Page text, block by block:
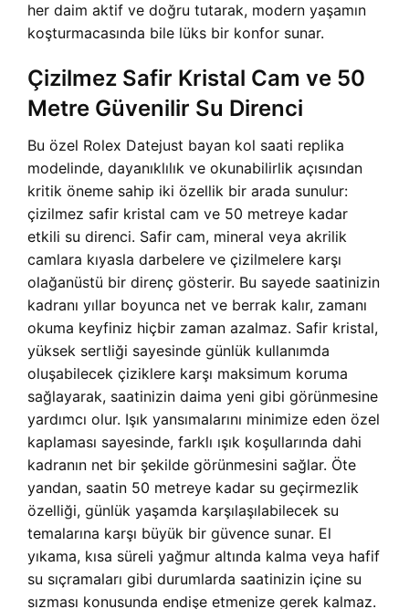
her daim aktif ve doğru tutarak, modern yaşamın
koşturmacasında bile lüks bir konfor sunar.
Çizilmez Safir Kristal Cam ve 50
Metre Güvenilir Su Direnci
Bu özel Rolex Datejust bayan kol saati replika
modelinde, dayanıklılık ve okunabilirlik açısından
kritik öneme sahip iki özellik bir arada sunulur:
çizilmez safir kristal cam ve 50 metreye kadar
etkili su direnci. Safir cam, mineral veya akrilik
camlara kıyasla darbelere ve çizilmelere karşı
olağanüstü bir direnç gösterir. Bu sayede saatinizin
kadranı yıllar boyunca net ve berrak kalır, zamanı
okuma keyfiniz hiçbir zaman azalmaz. Safir kristal,
yüksek sertliği sayesinde günlük kullanımda
oluşabilecek çiziklere karşı maksimum koruma
sağlayarak, saatinizin daima yeni gibi görünmesine
yardımcı olur. Işık yansımalarını minimize eden özel
kaplaması sayesinde, farklı ışık koşullarında dahi
kadranın net bir şekilde görünmesini sağlar. Öte
yandan, saatin 50 metreye kadar su geçirmezlik
özelliği, günlük yaşamda karşılaşılabilecek su
temalarına karşı büyük bir güvence sunar. El
yıkama, kısa süreli yağmur altında kalma veya hafif
su sıçramaları gibi durumlarda saatinizin içine su
sızması konusunda endişe etmenize gerek kalmaz.